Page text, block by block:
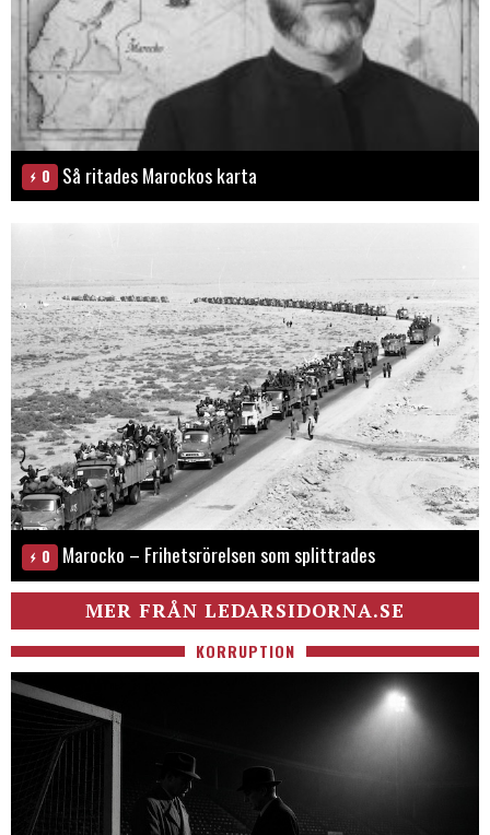
0 Så ritades Marockos karta
0 Marocko – Frihetsrörelsen som splittrades
MER FRÅN LEDARSIDORNA.SE
KORRUPTION